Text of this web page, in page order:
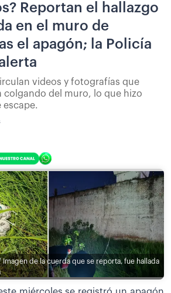
Reportan el hallazgo
en el muro de
el apagón; la Policía
videos y fotografías que
colgando del muro, lo que hizo
escape.
de la cuerda que se reporta, fue hallada